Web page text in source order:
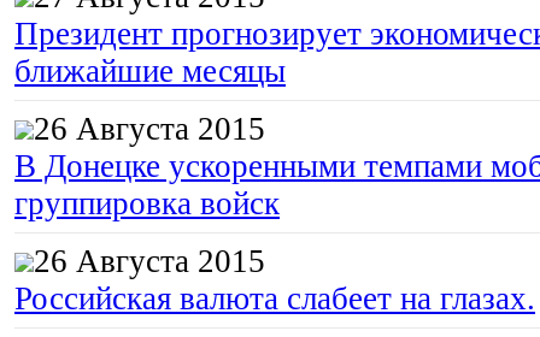
Президент прогнозирует
ближайшие месяцы
26 Августа 2015
В Донецке ускоренными темпами
группировка войск
26 Августа 2015
Российская валюта слабеет на глазах.